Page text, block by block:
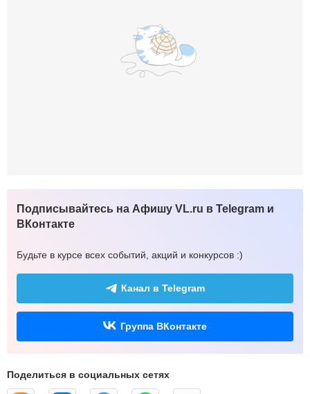
Подписывайтесь на Афишу VL.ru в Telegram и
ВКонтакте
Будьте в курсе всех событий, акций и конкурсов :)
Канал в Telegram
Группа ВКонтакте
Поделиться в социальных сетях